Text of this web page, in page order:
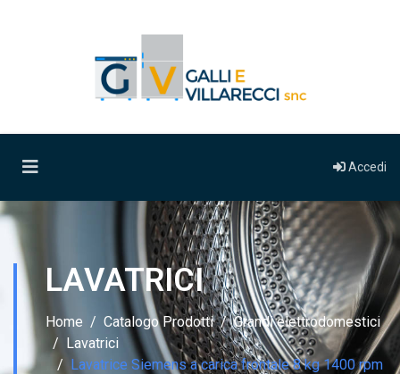
Accedi
LAVATRICI
Home Catalogo Prodotti
Grandi elettrodomestici
Lavatrici
Lavatrice Siemens a carica frontale 8 kg 1400 rpm